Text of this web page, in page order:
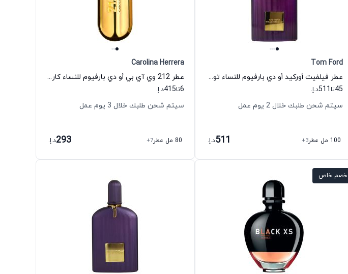
Tom Ford
عطر فيلفيت أوركيد أو دي بارفيوم للنساء توم فورد
45تا 511د.إ.
سيتم شحن طلبك خلال 2 يوم عمل
100 مل عطر +3
511د.إ.
Carolina Herrera
عطر 212 وي آي بي أو دي بارفيوم للنساء كارولينا هيريرا
6تا415د.إ.
سيتم شحن طلبك خلال 3 يوم عمل
80 مل عطر +7
293د.إ.
خصم خاص